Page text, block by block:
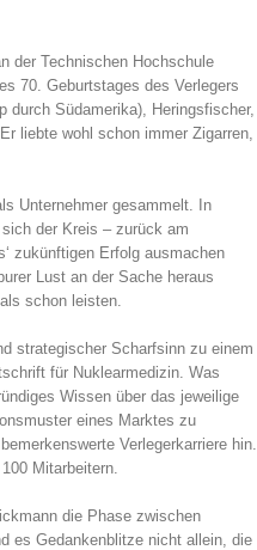
der Technischen Hochschule
70. Geburtstages des Verlegers
durch Südamerika), Heringsfischer,
liebte wohl schon immer Zigarren,
Unternehmer gesammelt. In
der Kreis – zurück am
zukünftigen Erfolg ausmachen
Lust an der Sache heraus
schon leisten.
strategischer Scharfsinn zu einem
für Nuklearmedizin. Was
Wissen über das jeweilige
eines Marktes zu
Verlegerkarriere hin.
Mitarbeitern.
die Phase zwischen
es Gedankenblitze nicht allein, die